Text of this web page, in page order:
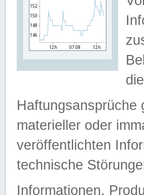
Haftungsansprüche
materieller oder
veröffentlichten
technische
Informationen,